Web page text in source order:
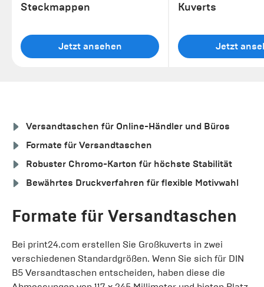
Steckmappen
Jetzt ansehen
Kuverts
Jetzt
Versandtaschen für Online-Händler und Büros
Formate für Versandtaschen
Robuster Chromo-Karton für höchste Stabilität
Bewährtes Druckverfahren für flexible Motivwahl
Formate für Versandtaschen
Bei print24.com erstellen Sie Großkuverts in zwei
verschiedenen Standardgrößen. Wenn Sie sich für DIN
B5 Versandtaschen entscheiden, haben diese die